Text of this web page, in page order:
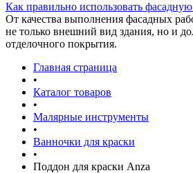
Как правильно использовать фасадную
От качества выполнения фасадных
не только внешний вид здания, но и
отделочного покрытия.
Главная страница
•
Каталог товаров
•
Малярные инструменты
•
Ванночки для краски
•
Поддон для краски Anza